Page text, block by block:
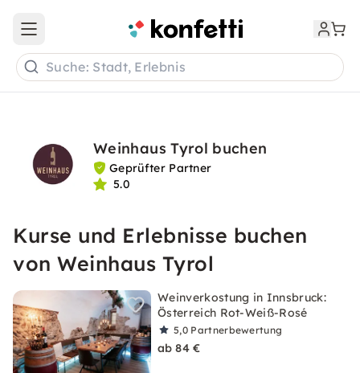
Open main menu
Suche: Stadt, Erlebnis
Weinhaus Tyrol buchen
Geprüfter Partner
5.0
Kurse und Erlebnisse buchen
von Weinhaus Tyrol
Weinverkostung in Innsbruck:
Österreich Rot-Weiß-Rosé
5,0 Partnerbewertung
ab 84 €